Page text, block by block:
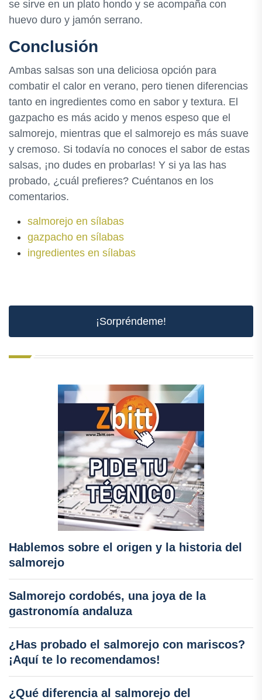
se sirve en un plato hondo y se acompaña con
huevo duro y jamón serrano.
Conclusión
Ambas salsas son una deliciosa opción para
combatir el calor en verano, pero tienen diferencias
tanto en ingredientes como en sabor y textura. El
gazpacho es más acido y menos espeso que el
salmorejo, mientras que el salmorejo es más suave
y cremoso. Si todavía no conoces el sabor de estas
salsas, ¡no dudes en probarlas! Y si ya las has
probado, ¿cuál prefieres? Cuéntanos en los
comentarios.
salmorejo en sílabas
gazpacho en sílabas
ingredientes en sílabas
¡Sorpréndeme!
Hablemos sobre el origen y la historia del
salmorejo
Salmorejo cordobés, una joya de la
gastronomía andaluza
¿Has probado el salmorejo con mariscos?
¡Aquí te lo recomendamos!
¿Qué diferencia al salmorejo del